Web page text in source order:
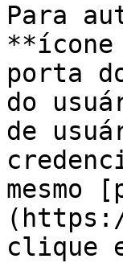
Para
**ícone
porta
do
de
mesmo
clique